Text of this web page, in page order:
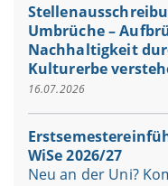
Umbrüche –
Nachhaltigkeit
Kulturerbe
16.07.2026
WiSe 2026/27
Neu an der Uni?